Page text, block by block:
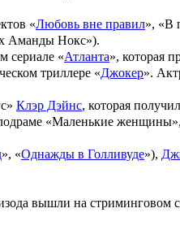
«Любовь вне правил», «В
Аманды Нокс»).
сериале «Атланта», которая
триллере «Джокер».
» Клэр Дэйнс, которая
«Маленькие женщины
», «Однажды в Голливуде»),
вышли на стриминговом